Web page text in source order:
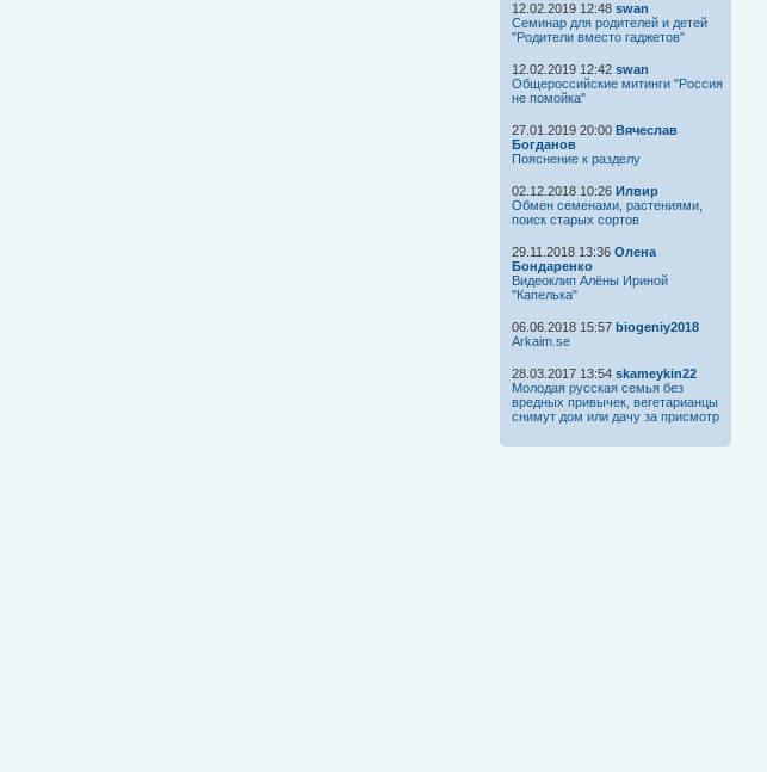
12.02.2019 12:48 swan
Семинар для родителей и детей
"Родители вместо гаджетов"
12.02.2019 12:42 swan
Общероссийские митинги "Россия
не помойка"
27.01.2019 20:00 Вячеслав
Богданов
Пояснение к разделу
02.12.2018 10:26 Илвир
Обмен семенами, растениями,
поиск старых сортов
29.11.2018 13:36 Олена
Бондаренко
Видеоклип Алёны Ириной
"Капелька"
06.06.2018 15:57 biogeniy2018
Arkaim.se
28.03.2017 13:54 skameykin22
Молодая русская семья без
вредных привычек, вегетарианцы
снимут дом или дачу за присмотр